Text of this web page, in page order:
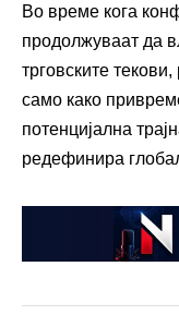
Во време кога
продолжуваат да
трговските
само како
потенцијална
редефинира